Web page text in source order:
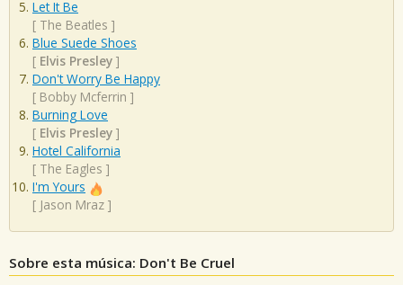
Let It Be
[ The Beatles ]
Blue Suede Shoes
[ Elvis Presley ]
Don't Worry Be Happy
[ Bobby Mcferrin ]
Burning Love
[ Elvis Presley ]
Hotel California
[ The Eagles ]
I'm Yours
[ Jason Mraz ]
Sobre esta música: Don't Be Cruel